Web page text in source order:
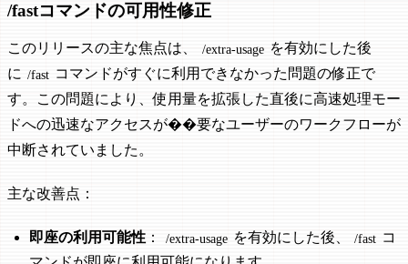
/fastコマンドの可用性修正
このリリースの主な焦点は、 /extra-usage を有効にした後
に /fast コマンドがすぐに利用できなかった問題の修正で
す。この問題により、使用量を拡張した直後に高速処理モー
ドへの迅速なアクセスが��要なユーザーのワークフローが
中断されていました。
主な改善点：
即座の利用可能性 ： /extra-usage を有効にした後、 /fast コ